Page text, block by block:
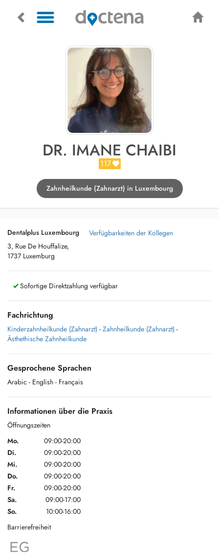
DR. IMANE CHAIBI
117
Zahnheilkunde (Zahnarzt) in Luxembourg
Dentalplus Luxembourg
3, Rue De Houffalize,
1737 Luxemburg
Verfügbarkeiten der Kollegen
Sofortige Direktzahlung verfügbar
Fachrichtung
Kinderzahnheilkunde (Zahnarzt) - Zahnheilkunde (Zahnarzt) -
Ästhethische Zahnheilkunde
Gesprochene Sprachen
Arabic - English - Français
Informationen über die Praxis
Öffnungszeiten
Mo.
09:00-20:00
Di.
09:00-20:00
Mi.
09:00-20:00
Do.
09:00-20:00
Fr.
09:00-20:00
Sa.
09:00-17:00
So.
10:00-16:00
Barrierefreiheit